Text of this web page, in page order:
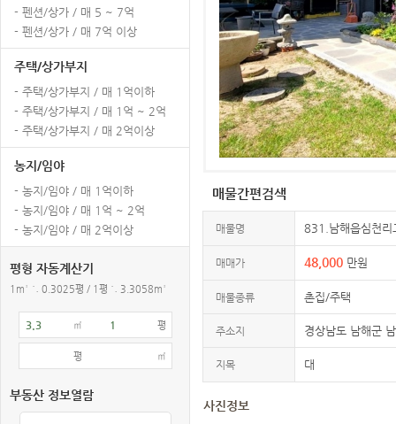
- 펜션/상가 / 매 5 ~ 7억
- 펜션/상가 / 매 7억 이상
주택/상가부지
- 주택/상가부지 / 매 1억이하
- 주택/상가부지 / 매 1억 ~ 2억
- 주택/상가부지 / 매 2억이상
농지/임야
- 농지/임야 / 매 1억이하
- 농지/임야 / 매 1억 ~ 2억
- 농지/임야 / 매 2억이상
평형 자동계산기
1m² ≒ 0.3025평 / 1평 ≒ 3.3058m²
㎡ 평
평 ㎡
부동산 정보열람
매물간편검색
매물명 831.남해읍심천
매매가 48,000 만원
매물종류 촌집/주택
주소지 경상남도 남해군
지목 대
사진정보